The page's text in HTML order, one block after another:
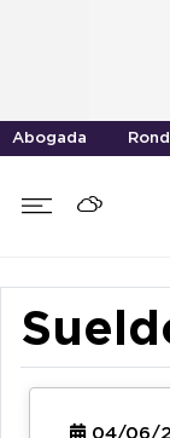
Abogada
04/06/